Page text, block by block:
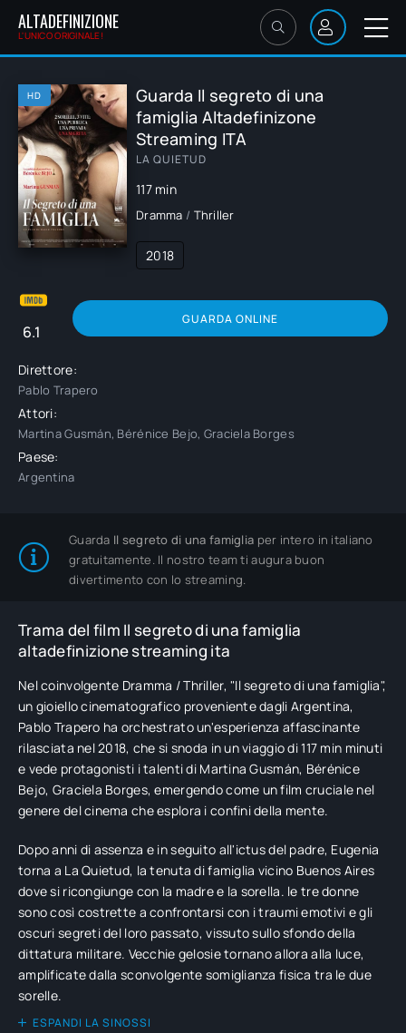
ALTADEFINIZIONE
L'UNICO ORIGINALE!
HD
Guarda Il segreto di una
famiglia Altadefinizone
Streaming ITA
LA QUIETUD
117 min
Dramma / Thriller
2018
6.1
GUARDA ONLINE
Direttore:
Pablo Trapero
Attori:
Martina Gusmán, Bérénice Bejo, Graciela Borges
Paese:
Argentina
Guarda Il segreto di una famiglia per intero in italiano
gratuitamente. Il nostro team ti augura buon
divertimento con lo streaming.
Trama del film Il segreto di una famiglia
altadefinizione streaming ita
Nel coinvolgente Dramma / Thriller, "Il segreto di una famiglia",
un gioiello cinematografico proveniente dagli Argentina,
Pablo Trapero ha orchestrato un'esperienza affascinante
rilasciata nel 2018, che si snoda in un viaggio di 117 min minuti
e vede protagonisti i talenti di Martina Gusmán, Bérénice
Bejo, Graciela Borges, emergendo come un film cruciale nel
genere del cinema che esplora i confini della mente.
Dopo anni di assenza e in seguito all'ictus del padre, Eugenia
torna a La Quietud, la tenuta di famiglia vicino Buenos Aires
dove si ricongiunge con la madre e la sorella. le tre donne
sono così costrette a confrontarsi con i traumi emotivi e gli
oscuri segreti del loro passato, vissuto sullo sfondo della
dittatura militare. Vecchie gelosie tornano allora alla luce,
amplificate dalla sconvolgente somiglianza fisica tra le due
sorelle.
ESPANDI LA SINOSSI